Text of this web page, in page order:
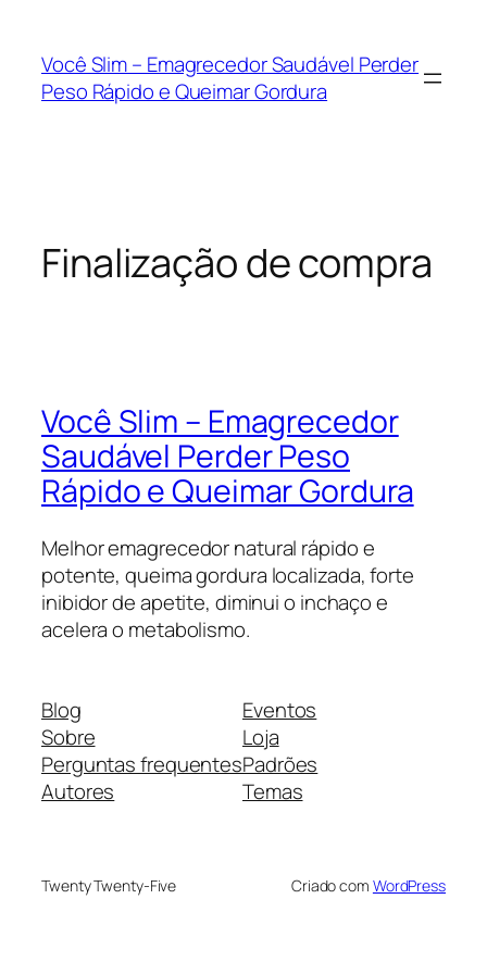
Você Slim – Emagrecedor Saudável Perder
Peso Rápido e Queimar Gordura
Finalização de compra
Você Slim – Emagrecedor
Saudável Perder Peso
Rápido e Queimar Gordura
Melhor emagrecedor natural rápido e
potente, queima gordura localizada, forte
inibidor de apetite, diminui o inchaço e
acelera o metabolismo.
Blog
Sobre
Perguntas frequentes
Autores
Eventos
Loja
Padrões
Temas
Twenty Twenty-Five Criado com WordPress